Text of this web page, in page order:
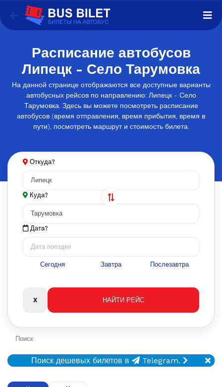
Расписание автобусов
Липецк - Село Тарумовка
На данной странице отображаются все доступные варианты
автобусных рейсов по направлению: Липецк - Село
Тарумовка. Здесь вы можете посмотреть расписание
автобусов (время отправления, время прибытия, время в
пути), посмотреть маршрут и стоимость билета.
Откуда?
Куда?
Дата?
Сегодня Завтра Послезавтра
Поиск
Поиск дешевых билетов в Telegram.